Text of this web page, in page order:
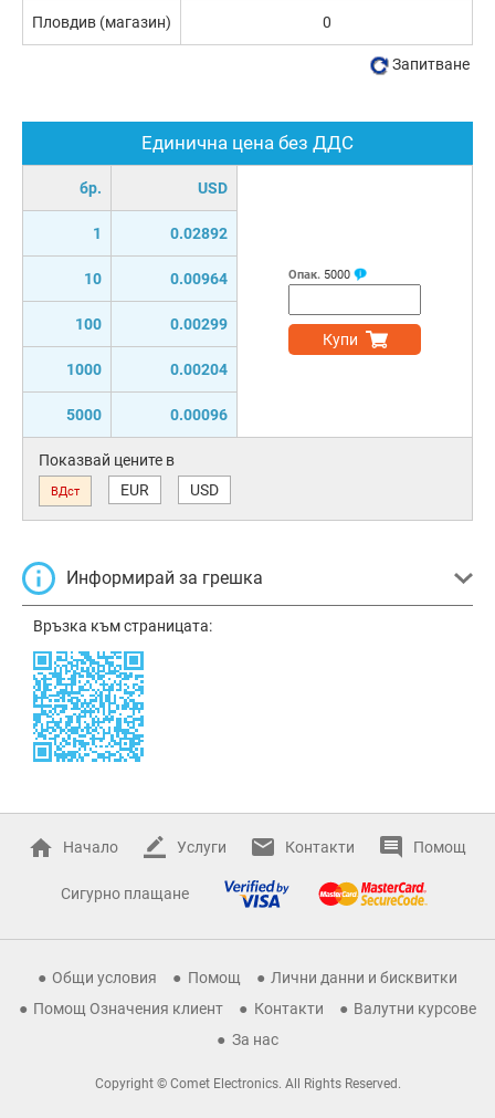
Единична цена без ДДС
бр. USD
1 0.02892
10 0.00964
100 0.00299
1000 0.00204
5000 0.00096
Опак. 5000
Купи
Показвай цените в
ВДст EUR USD
Информирай за грешка
Връзка към страницата:
Пловдив (магазин) 0
Запитване
Начало Услуги Контакти Помощ
Сигурно плащане
Общи условия Помощ
Лични данни и бисквитки
Помощ Означения клиент
Контакти
Валутни курсове
За нас
Copyright © Comet Electronics. All Rights Reserved.